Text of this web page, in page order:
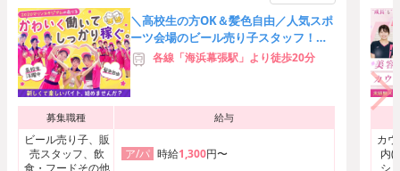
＼高校生の方OK＆髪色自由／人気スポ
ーツ会場のビール売り子スタッフ！友
達応募歓迎★時給3,000円可
各線「海浜幕張駅」より徒歩20分
募集職種 給与
ビール売り子、販
売スタッフ、飲
食・フードその他
ア/パ 時給1,300円〜
カ
内(
シ